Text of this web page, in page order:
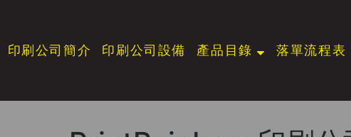
印刷公司簡介 印刷公司設備 產品目錄 落單流程表